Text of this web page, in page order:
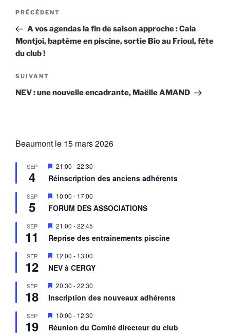
Navigation
l’article
Article
précédent
PRÉCÉDENT
A vos agendas la fin de saison approche : Cala
Montjoi, baptême en piscine, sortie Bio au Frioul, fête
du club !
Article
suivant
SUIVANT
NEV : une nouvelle encadrante, Maëlle AMAND
Beaumont le 15 mars 2026
SEP
4
M
i
s
n
a
a
n
t
21:00 -22:30
Réinscription des anciens adhérents
SEP
5
M
i
s
n
a
v
a
n
t
10:00 - 17:00
FORUM DES ASSOCIATIONS
SEP
11
M
s
n
a
a
n
t
21:00 -22:45
Reprise des entrainements piscine
SEP
12
M
i
s
n
a
a
n
t
12:00 - 13:00
NEV à CERGY
SEP
18
M
s
n
a
20:30 -22:30
Inscription des nouveaux adhérents
SEP
19
M
i
s
10:00 - 12:30
Réunion du Comité directeur du club